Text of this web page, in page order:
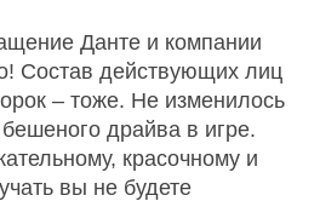
Данте и компании
Состав действующих лиц
– тоже. Не изменилось
драйва в игре.
красочному и
вы не будете